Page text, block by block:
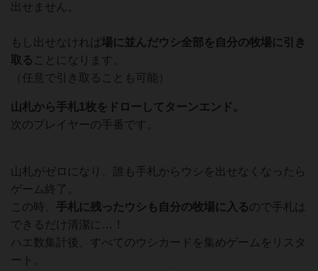
出せません。
もし出せなければ場に並んだウシ全部を自分の牧場に引き
取る ことになります。
（任意で引き取ることも可能）
山札から手札1枚をドローしてターンエンド。
次のプレイヤーの手番です。
山札がゼロになり、誰も手札からウシを出せなくなったら
ゲーム終了。
この時、 手札に残ったウシも自分の牧場に入るので手札は
できるだけ清潔に…！
ハエ数集計後、すべてのウシカードを集めゲームをリスタ
ート。